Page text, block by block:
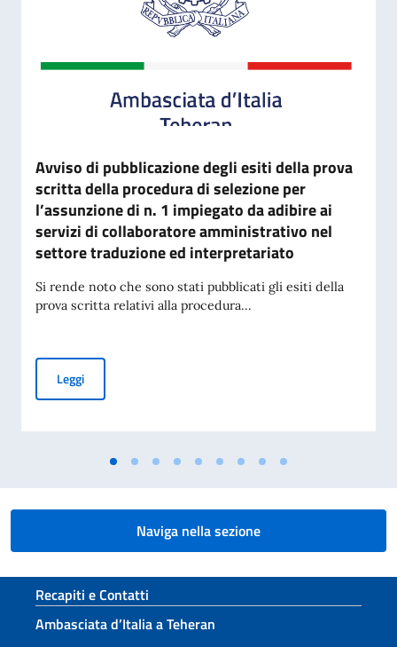
Avviso di pubblicazione degli esiti della prova
scritta della procedura di selezione per
l’assunzione di n. 1 impiegato da adibire ai
servizi di collaboratore amministrativo nel
settore traduzione ed interpretariato
Si rende noto che sono stati pubblicati gli esiti della
prova scritta relativi alla procedura...
LeggiAvviso di pubblicazione degli esiti della prova scritta della
Naviga nella sezione
Sezione footer
Recapiti e Contatti
Ambasciata d’Italia a Teheran